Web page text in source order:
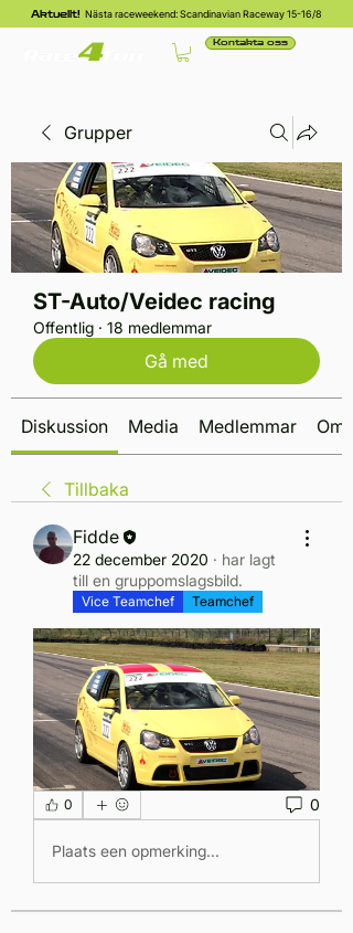
Aktuellt! Nästa raceweekend: Scandinavian Raceway 15-16/8
Kontakta oss
Grupper
ST-Auto/Veidec racing
Offentlig · 18 medlemmar
Gå med
Diskussion Media Medlemmar Om
Tillbaka
Fidde
22 december 2020 · har lagt
till en gruppomslagsbild.
Vice Teamchef Teamchef
0 0
Plaats een opmerking...